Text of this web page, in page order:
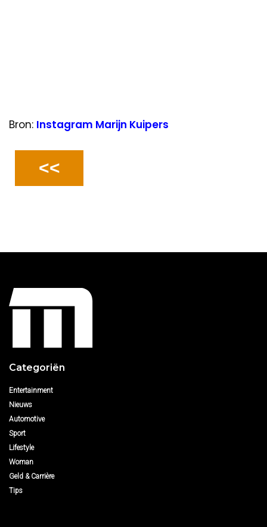
Bron: Instagram Marijn Kuipers
<<
Categoriën
Entertainment
Nieuws
Automotive
Sport
Lifestyle
Woman
Geld & Carrière
Tips